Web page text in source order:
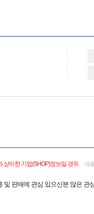
상이한 기업(SHOP)정보일 경우 내
및 판매에 관심 있으신분 많은 관